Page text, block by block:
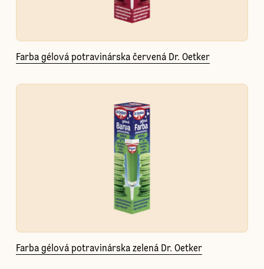
Farba gélová potravinárska červená Dr. Oetker
Farba gélová potravinárska zelená Dr. Oetker